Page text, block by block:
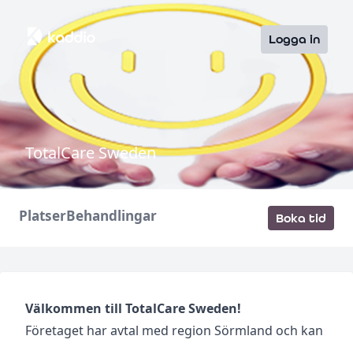
Logga in
TotalCare Sweden
PlatserBehandlingar Boka tid
Välkommen till TotalCare Sweden!
Företaget har avtal med region Sörmland och kan